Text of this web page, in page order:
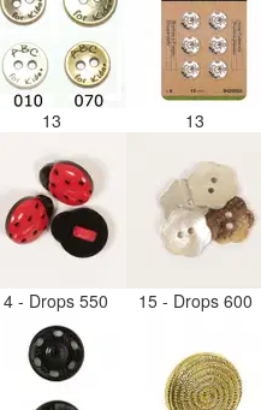
13 13
- Drops 550 15 - Drops 600